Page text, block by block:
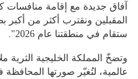
آفاق جديدة مع إقامة منافسات
المقبلين ونقترب أكثر من
ستقام في منطقتنا عام 2026".
وتضخّ المملكة الخليجية الثرية
عالمية، لتُغيّر صورتها